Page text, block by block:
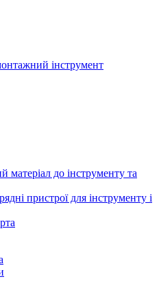
інструмент
матеріал до інструменту та
пристрої для інструменту і